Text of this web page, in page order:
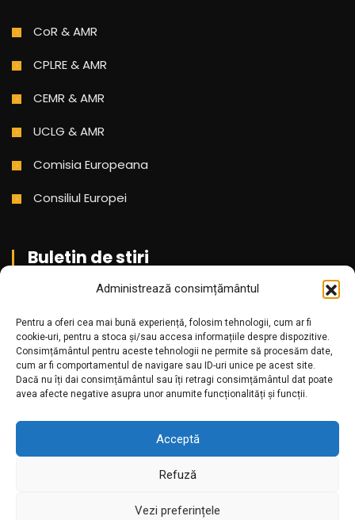
Administrează consimțământul
Pentru a oferi cea mai bună experiență, folosim tehnologii, cum ar fi
cookie-uri, pentru a stoca și/sau accesa informațiile despre dispozitive.
Consimțământul pentru aceste tehnologii ne permite să procesăm date,
cum ar fi comportamentul de navigare sau ID-uri unice pe acest site.
Dacă nu îți dai consimțământul sau îți retragi consimțământul dat poate
avea afecte negative asupra unor anumite funcționalități și funcții.
Acceptă
Refuză
Vezi preferințele
CoR & AMR
CPLRE & AMR
CEMR & AMR
UCLG & AMR
Comisia Europeana
Consiliul Europei
Buletin de stiri
Aboneaza-te pentru a primi cele mai noi stiri din partea
noastra!